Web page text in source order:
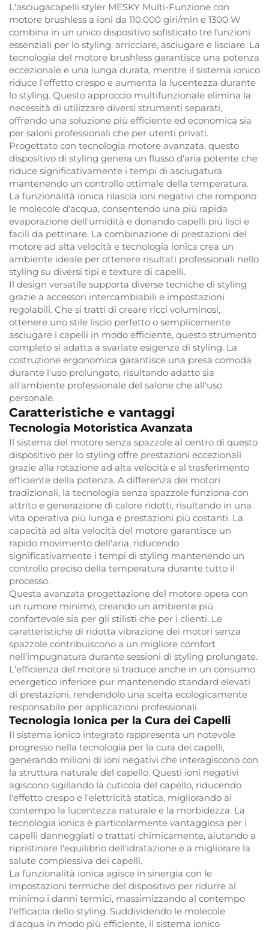
L'asciugacapelli styler MESKY Multi-Funzione con
motore brushless a ioni da 110.000 giri/min e 1300 W
combina in un unico dispositivo sofisticato tre funzioni
essenziali per lo styling: arricciare, asciugare e lisciare. La
tecnologia del motore brushless garantisce una potenza
eccezionale e una lunga durata, mentre il sistema ionico
riduce l'effetto crespo e aumenta la lucentezza durante
lo styling. Questo approccio multifunzionale elimina la
necessità di utilizzare diversi strumenti separati,
offrendo una soluzione più efficiente ed economica sia
per saloni professionali che per utenti privati.
Progettato con tecnologia motore avanzata, questo
dispositivo di styling genera un flusso d'aria potente che
riduce significativamente i tempi di asciugatura
mantenendo un controllo ottimale della temperatura.
La funzionalità ionica rilascia ioni negativi che rompono
le molecole d'acqua, consentendo una più rapida
evaporazione dell'umidità e donando capelli più lisci e
facili da pettinare. La combinazione di prestazioni del
motore ad alta velocità e tecnologia ionica crea un
ambiente ideale per ottenere risultati professionali nello
styling su diversi tipi e texture di capelli.
Il design versatile supporta diverse tecniche di styling
grazie a accessori intercambiabili e impostazioni
regolabili. Che si tratti di creare ricci voluminosi,
ottenere uno stile liscio perfetto o semplicemente
asciugare i capelli in modo efficiente, questo strumento
completo si adatta a svariate esigenze di styling. La
costruzione ergonomica garantisce una presa comoda
durante l'uso prolungato, risultando adatto sia
all'ambiente professionale del salone che all'uso
personale.
Caratteristiche e vantaggi
Tecnologia Motoristica Avanzata
Il sistema del motore senza spazzole al centro di questo
dispositivo per lo styling offre prestazioni eccezionali
grazie alla rotazione ad alta velocità e al trasferimento
efficiente della potenza. A differenza dei motori
tradizionali, la tecnologia senza spazzole funziona con
attrito e generazione di calore ridotti, risultando in una
vita operativa più lunga e prestazioni più costanti. La
capacità ad alta velocità del motore garantisce un
rapido movimento dell'aria, riducendo
significativamente i tempi di styling mantenendo un
controllo preciso della temperatura durante tutto il
processo.
Questa avanzata progettazione del motore opera con
un rumore minimo, creando un ambiente più
confortevole sia per gli stilisti che per i clienti. Le
caratteristiche di ridotta vibrazione dei motori senza
spazzole contribuiscono a un migliore comfort
nell'impugnatura durante sessioni di styling prolungate.
L'efficienza del motore si traduce anche in un consumo
energetico inferiore pur mantenendo standard elevati
di prestazioni, rendendolo una scelta ecologicamente
responsabile per applicazioni professionali.
Tecnologia Ionica per la Cura dei Capelli
Il sistema ionico integrato rappresenta un notevole
progresso nella tecnologia per la cura dei capelli,
generando milioni di ioni negativi che interagiscono con
la struttura naturale del capello. Questi ioni negativi
agiscono sigillando la cuticola del capello, riducendo
l'effetto crespo e l'elettricità statica, migliorando al
contempo la lucentezza naturale e la morbidezza. La
tecnologia ionica è particolarmente vantaggiosa per i
capelli danneggiati o trattati chimicamente, aiutando a
ripristinare l'equilibrio dell'idratazione e a migliorare la
salute complessiva dei capelli.
La funzionalità ionica agisce in sinergia con le
impostazioni termiche del dispositivo per ridurre al
minimo i danni termici, massimizzando al contempo
l'efficacia dello styling. Suddividendo le molecole
d'acqua in modo più efficiente, il sistema ionico